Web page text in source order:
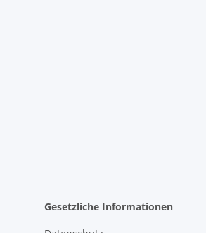
Gesetzliche Informationen